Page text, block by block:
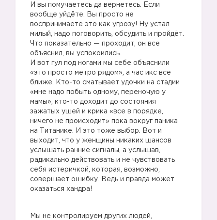
И вы помучаетесь да вернетесь. Если
вообще уйдёте. Вы просто не
воспринимаете это как угрозу! Ну устал
милый, надо поговорить, обсудить и пройдёт.
Что показательно — проходит, он все
объяснил, вы успокоились.
И вот гул под ногами мы себе объяснили
«это просто метро рядом», а час икс все
ближе. Кто-то сматывает удочки на стадии
«мне надо побыть одному, переночую у
мамы», кто-то доходит до состояния
зажатых ушей и крика «все в порядке,
ничего не происходит» пока вокруг паника
на Титанике. И это тоже выбор. Вот и
выходит, что у женщины никаких шансов
услышать ранние сигналы, а услышав,
радикально действовать и не чувствовать
себя истеричкой, которая, возможно,
совершает ошибку. Ведь и правда может
оказаться хандра!
Мы не контролируем других людей,